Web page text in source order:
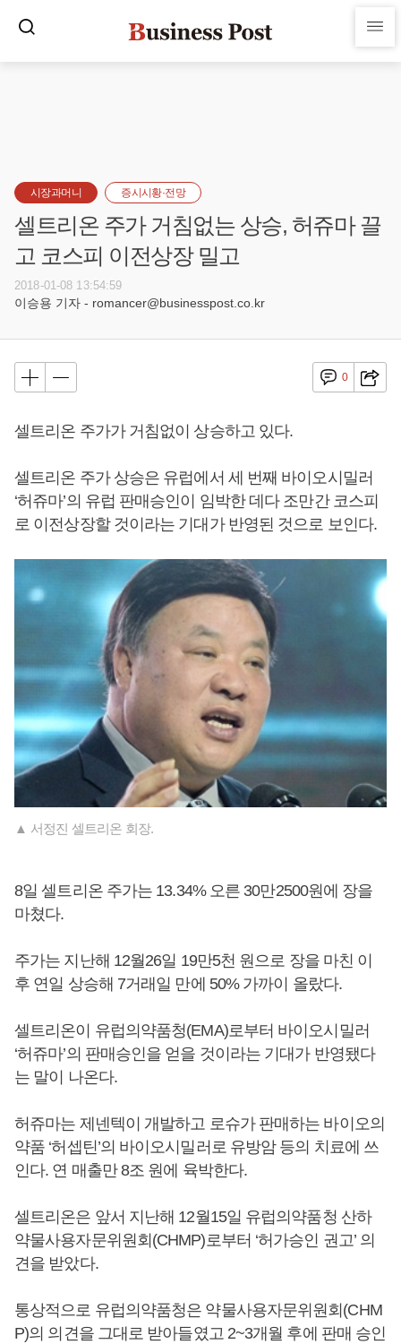
시장과머니 증시시황·전망
셀트리온 주가 거침없는 상승, 허쥬마 끌
고 코스피 이전상장 밀고
2018-01-08 13:54:59
이승용 기자 - romancer@businesspost.co.kr
0
셀트리온 주가가 거침없이 상승하고 있다.
셀트리온 주가 상승은 유럽에서 세 번째 바이오시밀러
‘허쥬마’의 유럽 판매승인이 임박한 데다 조만간 코스피
로 이전상장할 것이라는 기대가 반영된 것으로 보인다.
▲ 서정진 셀트리온 회장.
8일 셀트리온 주가는 13.34% 오른 30만2500원에 장을
마쳤다.
주가는 지난해 12월26일 19만5천 원으로 장을 마친 이
후 연일 상승해 7거래일 만에 50% 가까이 올랐다.
셀트리온이 유럽의약품청(EMA)로부터 바이오시밀러
‘허쥬마’의 판매승인을 얻을 것이라는 기대가 반영됐다
는 말이 나온다.
허쥬마는 제넨텍이 개발하고 로슈가 판매하는 바이오의
약품 ‘허셉틴’의 바이오시밀러로 유방암 등의 치료에 쓰
인다. 연 매출만 8조 원에 육박한다.
셀트리온은 앞서 지난해 12월15일 유럽의약품청 산하
약물사용자문위원회(CHMP)로부터 ‘허가승인 권고’ 의
견을 받았다.
통상적으로 유럽의약품청은 약물사용자문위원회(CHM
P)의 의견을 그대로 받아들였고 2~3개월 후에 판매 승인